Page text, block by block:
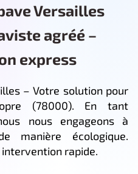
Versailles
agréé –
express
– Votre solution pour
(78000). En tant
nous engageons à
manière écologique.
rapide.